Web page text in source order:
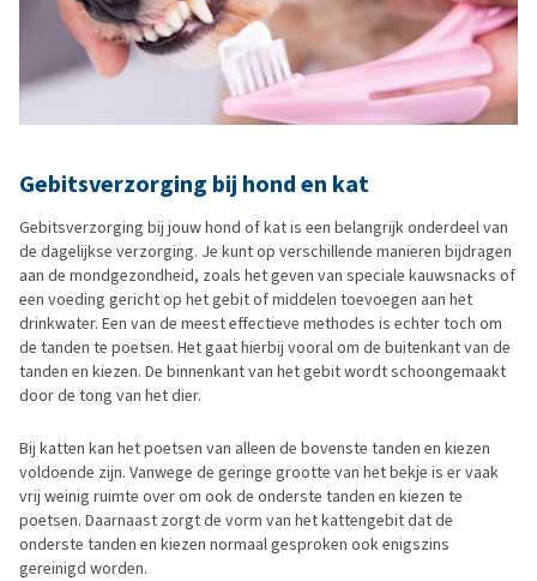
Gebitsverzorging bij hond en kat
Gebitsverzorging bij jouw hond of kat is een belangrijk onderdeel van
de dagelijkse verzorging. Je kunt op verschillende manieren bijdragen
aan de mondgezondheid, zoals het geven van speciale kauwsnacks of
een voeding gericht op het gebit of middelen toevoegen aan het
drinkwater. Een van de meest effectieve methodes is echter toch om
de tanden te poetsen. Het gaat hierbij vooral om de buitenkant van de
tanden en kiezen. De binnenkant van het gebit wordt schoongemaakt
door de tong van het dier.
Bij katten kan het poetsen van alleen de bovenste tanden en kiezen
voldoende zijn. Vanwege de geringe grootte van het bekje is er vaak
vrij weinig ruimte over om ook de onderste tanden en kiezen te
poetsen. Daarnaast zorgt de vorm van het kattengebit dat de
onderste tanden en kiezen normaal gesproken ook enigszins
gereinigd worden.